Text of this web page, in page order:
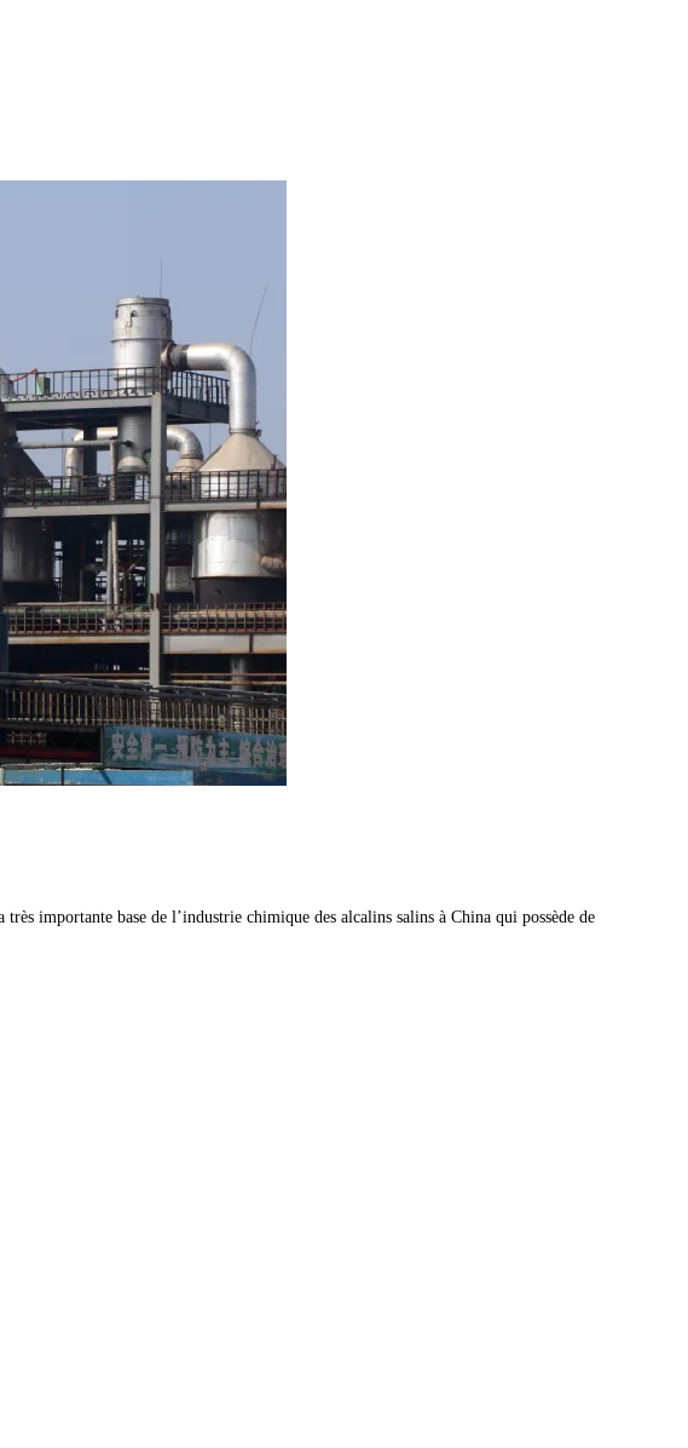
importante base de l’industrie chimique des alcalins salins à China qui possède de